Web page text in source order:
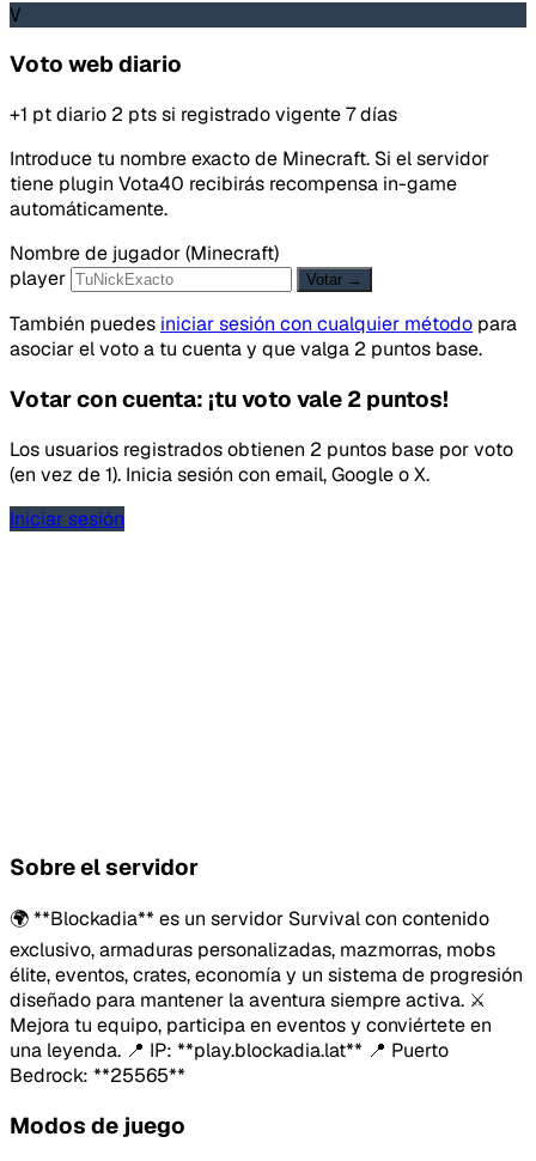
V
Voto web diario
+1 pt diario 2 pts si registradovigente 7 días
Introduce tu nombre exacto de Minecraft. Si el servidor
tiene plugin Vota40 recibirás recompensa in-game
automáticamente.
Nombre de jugador (Minecraft)
player
Votar →
También puedes iniciar sesión con cualquier método para
asociar el voto a tu cuenta y que valga 2 puntos base.
Votar con cuenta: ¡tu voto vale 2 puntos!
Los usuarios registrados obtienen 2 puntos base por voto
(en vez de 1). Inicia sesión con email, Google o X.
Iniciar sesión
Sobre el servidor
🌍 **Blockadia** es un servidor Survival con contenido
exclusivo, armaduras personalizadas, mazmorras, mobs
élite, eventos, crates, economía y un sistema de progresión
diseñado para mantener la aventura siempre activa. ⚔️
Mejora tu equipo, participa en eventos y conviértete en
una leyenda. 📍 IP: **play.blockadia.lat** 📍 Puerto
Bedrock: **25565**
Modos de juego